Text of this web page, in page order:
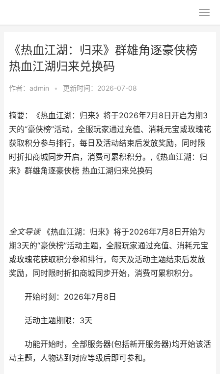
《热血江湖：归来》群雄角逐豪侠榜
热血江湖归来兑换码
作者： admin • 更新时间：2026-07-08
摘要：《热血江湖：归来》将于2026年7月8日开启为期3
天的“豪侠榜”活动，全服玩家通过充值、消耗元宝或玫瑰花
获取积分参与排行，每日及活动结束后发放奖励，同时限
时折扣商城同步开启，消费可累积积分。,《热血江湖：归
来》群雄角逐豪侠榜 热血江湖归来兑换码
全文导读《热血江湖：归来》将于2026年7月8日开始为
期3天的“豪侠榜”活动主题，全服玩家通过充值、消耗元宝
或玫瑰花获取积分参和排行，每天及活动主题结束后发放
奖励，同时限时折扣商城同步开始，消费可累积积分。
开始时刻：2026年7月8日
活动主题期限：3天
功能开始时，全部服务器(包括新开服务器)均开始该活
动主题，人物达到对应等级后即可参和。